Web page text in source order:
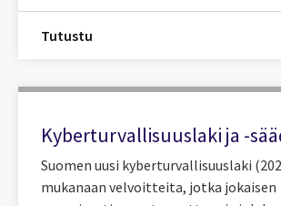
Tutustu
Kyberturvallisuuslaki ja -
Suomen uusi kyberturvallisuuslaki
mukanaan velvoitteita, jotka jokaisen